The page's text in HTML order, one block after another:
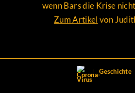
wenn Bars die Krise
Zum Artikel von
Geschichte